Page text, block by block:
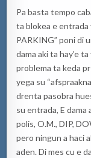
Pa basta tempo
ta blokea e entrada
PARKING” poni di
dama aki ta hay’e
problema ta keda
yega su
drenta pasobra
su entrada, E
polis, O.M., DIP,
pero ningun a haci
aden. Di mes cu e